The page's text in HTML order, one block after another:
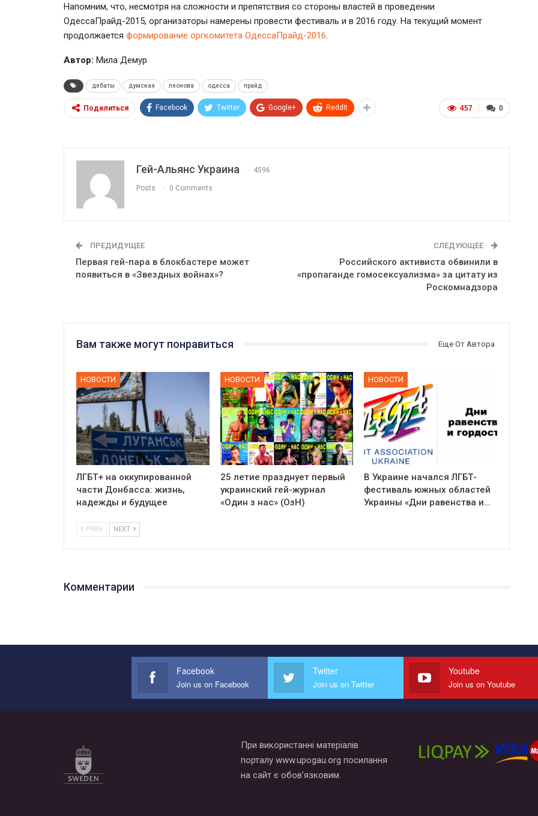
Напомним, что, несмотря на сложности и препятствия со стороны властей в проведении
ОдессаПрайд-2015, организаторы намерены провести фестиваль и в 2016 году. На текущий момент
продолжается формирование оргкомитета ОдессаПрайд-2016
Автор: Мила Демур
дебаты думская леонова одесса прайд
0
457
Поделиться Facebook Twitter Google+ ReddIt
Гей-Альянс Украина 4596
Posts 0 Comments
ПРЕДИДУЩЕЕ
Первая гей-пара в блокбастере может
появиться в «Звездных войнах»?
СЛЕДУЮЩЕЕ
Российского активиста обвинили в
«пропаганде гомосексуализма» за цитату из
Роскомнадзора
Вам также могут понравиться Еще От Автора
НОВОСТИ
ЛГБТ+ на оккупированной
части Донбасса: жизнь,
надежды и будущее
НОВОСТИ
25 летие празднует первый
украинский гей-журнал
«Один з нас» (ОзН)
НОВОСТИ
В Украине начался ЛГБТ-
фестиваль южных областей
Украины «Дни равенства и…
PREV NEXT
Комментарии
Facebook
Join us on Facebook
Twitter
Join us on Twitter
Youtube
Join us on Youtube
При використанні матеріалів
порталу www.upogau.org посилання
на сайт є обов’язковим.